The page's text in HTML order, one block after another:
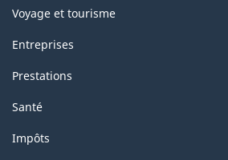
Voyage et tourisme
Entreprises
Prestations
Santé
Impôts